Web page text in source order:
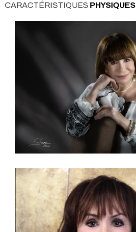
CARACTÉRISTIQUES PHYSIQUES